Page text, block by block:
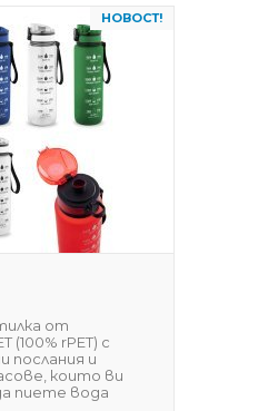
НОВОСТ!
от
(100% rPET) с
послания и
които ви
пиете вода